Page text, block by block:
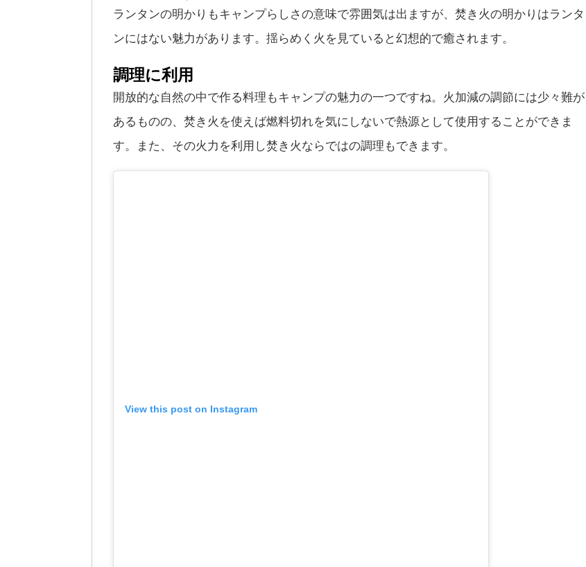
ランタンの明かりもキャンプらしさの意味で雰囲気は出ますが、焚き火の明かりはランタ
ンにはない魅力があります。揺らめく火を見ていると幻想的で癒されます。
調理に利用
開放的な自然の中で作る料理もキャンプの魅力の一つですね。 火加減の調節には少々難が
あるものの、焚き火を使えば燃料切れを気にしないで熱源として使用することができま
す。 また、その火力を利用し焚き火ならではの調理もできます。
View this post on Instagram